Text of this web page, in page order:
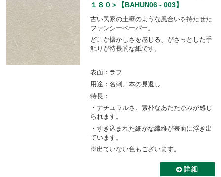
１８０＞【BAHUN06 - 003】
古い民家の土壁のような風合いを持たせた
ファンシーペーパー。
どこか懐かしさを感じる、がさっとした手
触りが特長的な紙です。
表面：ラフ
用途：名刺、本の見返し
特長：
・ナチュラルさ、素朴なあたたかみが感じ
られます。
・すき込まれた細かな繊維が表面に浮き出
ています。
※出ていない色もございます。